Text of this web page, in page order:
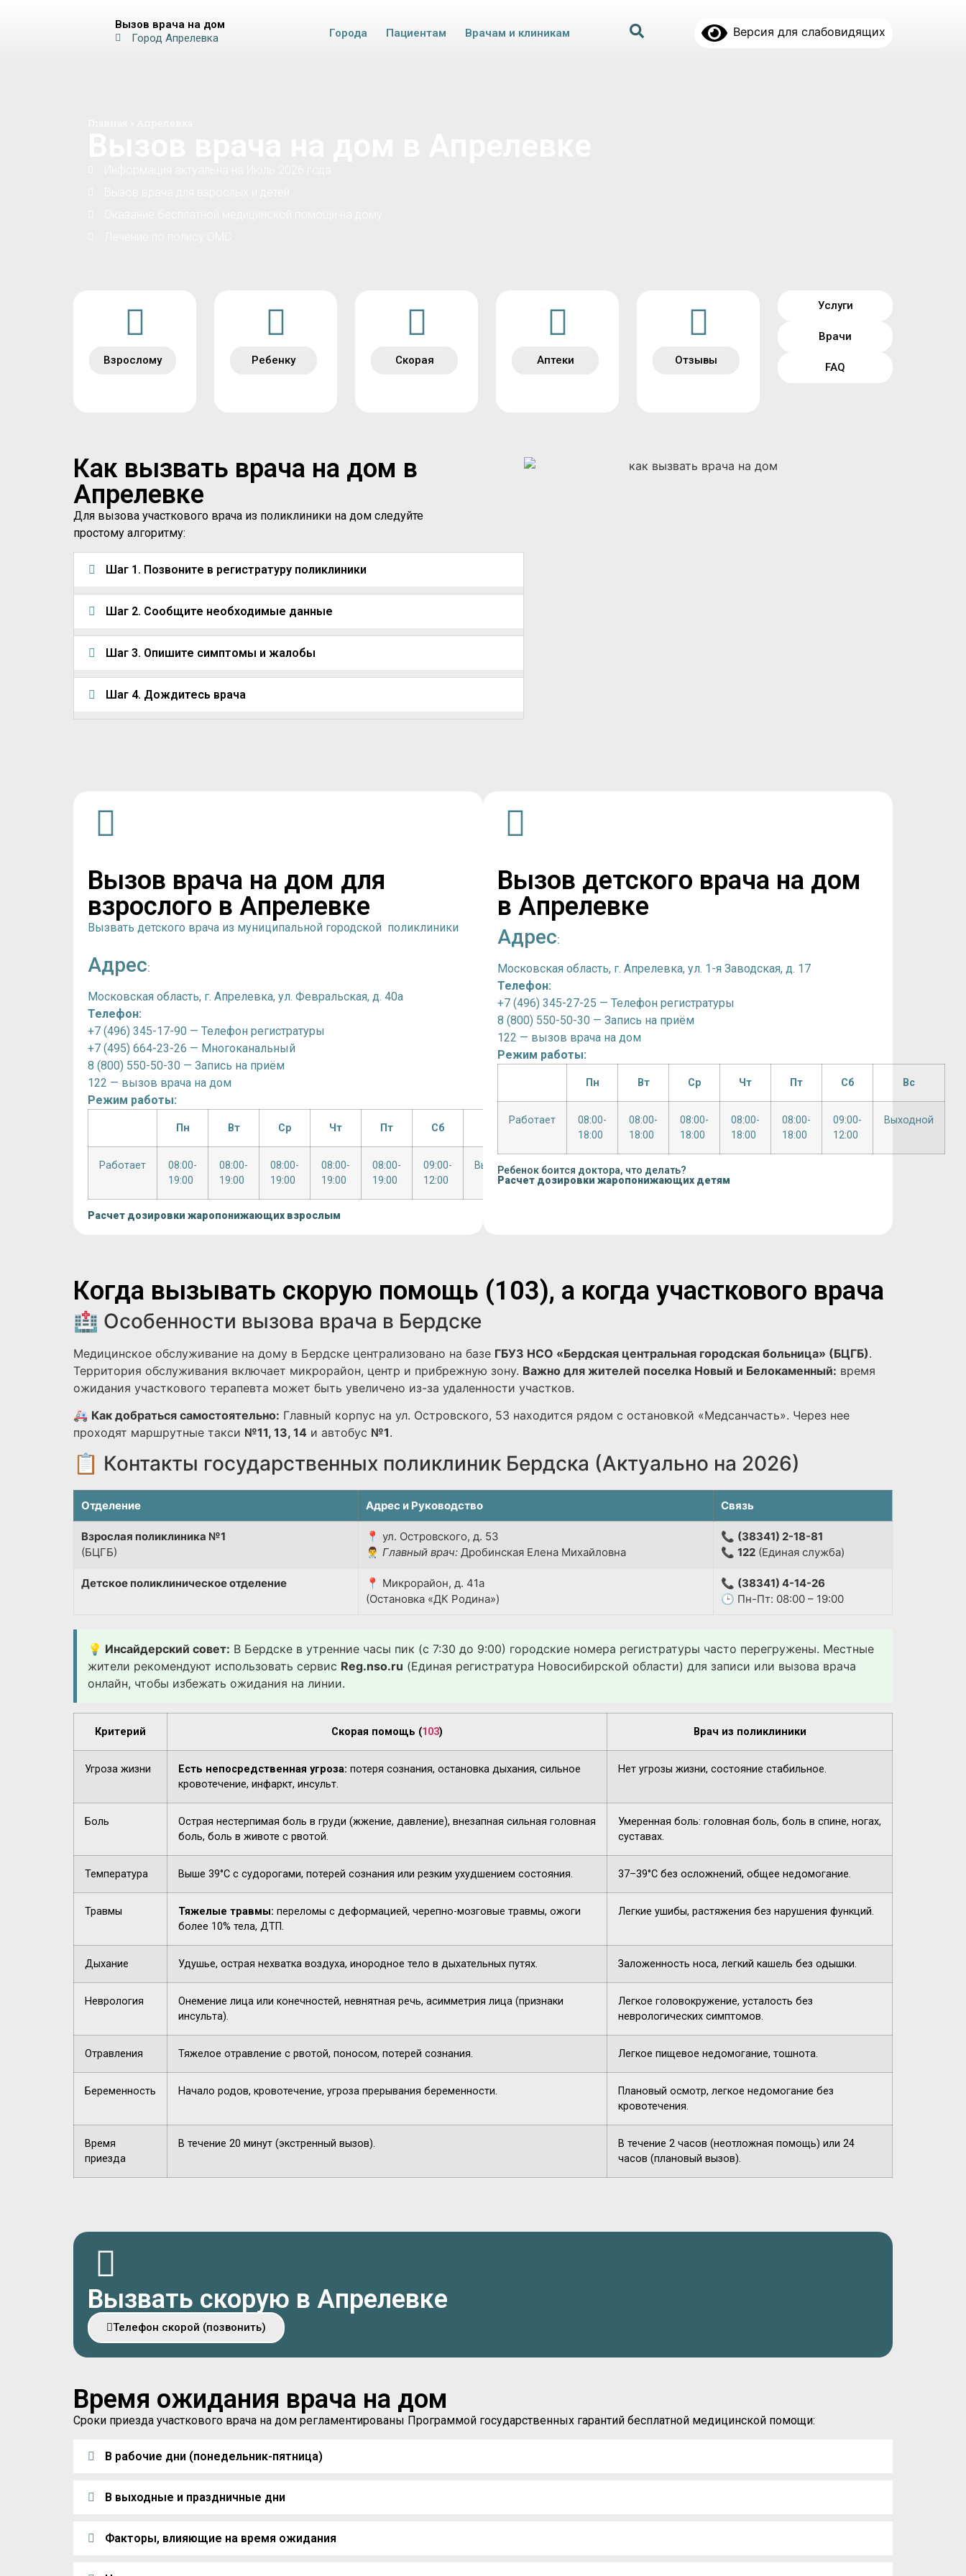
Вызов врача на дом
Город Апрелевка
Города Пациентам Врачам и клиникам Версия для слабовидящих
Взрослому Ребенку Скорая Аптеки Отзывы
Услуги
Врачи
FAQ
Как вызвать врача на дом в
Апрелевке
Для вызова участкового врача из поликлиники на дом следуйте
простому алгоритму:
Шаг 1. Позвоните в регистратуру поликлиники
Шаг 2. Сообщите необходимые данные
Шаг 3. Опишите симптомы и жалобы
Шаг 4. Дождитесь врача
Вызов врача на дом для
взрослого в Апрелевке
Вызвать детского врача из муниципальной городской поликлиники
Адрес:
Московская область, г. Апрелевка, ул. Февральская, д. 40а
Телефон:
+7 (496) 345-17-90 — Телефон регистратуры
+7 (495) 664-23-26 — Многоканальный
8 (800) 550-50-30 — Запись на приём
122 — вызов врача на дом
Режим работы:
Пн Вт Ср Чт Пт Сб
Работает
08:00-
19:00
08:00-
19:00
08:00-
19:00
08:00-
19:00
08:00-
19:00
09:00-
12:00
Выходной
Расчет дозировки жаропонижающих взрослым
Вызов детского врача на дом
в Апрелевке
Адрес:
Московская область, г. Апрелевка, ул. 1-я Заводская, д. 17
Телефон:
+7 (496) 345-27-25 — Телефон регистратуры
8 (800) 550-50-30 — Запись на приём
122 — вызов врача на дом
Режим работы:
Пн Вт Ср Чт Пт Сб Вс
Работает
08:00-
18:00
08:00-
18:00
08:00-
18:00
08:00-
18:00
08:00-
18:00
09:00-
12:00
Выходной
Ребенок боится доктора, что делать?
Расчет дозировки жаропонижающих детям
Когда вызывать скорую помощь (103), а когда участкового врача
🏥 Особенности вызова врача в Бердске
Медицинское обслуживание на дому в Бердске централизовано на базе ГБУЗ НСО «Бердская центральная городская больница» (БЦГБ).
Территория обслуживания включает микрорайон, центр и прибрежную зону. Важно для жителей поселка Новый и Белокаменный: время
ожидания участкового терапевта может быть увеличено из-за удаленности участков.
🚑 Как добраться самостоятельно: Главный корпус на ул. Островского, 53 находится рядом с остановкой «Медсанчасть». Через нее
проходят маршрутные такси №11, 13, 14 и автобус №1.
📋 Контакты государственных поликлиник Бердска (Актуально на 2026)
Отделение Адрес и Руководство Связь
Взрослая поликлиника №1
(БЦГБ)
📍 ул. Островского, д. 53
👨‍⚕️ Главный врач: Дробинская Елена Михайловна
📞 (38341) 2-18-81
📞 122 (Единая служба)
Детское поликлиническое отделение
📍 Микрорайон, д. 41а
(Остановка «ДК Родина»)
📞 (38341) 4-14-26
🕒 Пн-Пт: 08:00 – 19:00
💡 Инсайдерский совет: В Бердске в утренние часы пик (с 7:30 до 9:00) городские номера регистратуры часто перегружены. Местные
жители рекомендуют использовать сервис Reg.nso.ru (Единая регистратура Новосибирской области) для записи или вызова врача
онлайн, чтобы избежать ожидания на линии.
Критерий Скорая помощь (103) Врач из поликлиники
Угроза жизни Есть непосредственная угроза: потеря сознания, остановка дыхания, сильное
кровотечение, инфаркт, инсульт.
Нет угрозы жизни, состояние стабильное.
Боль
Острая нестерпимая боль в груди (жжение, давление), внезапная сильная головная
боль, боль в животе с рвотой.
Умеренная боль: головная боль, боль в спине, ногах,
суставах.
Температура Выше 39°C с судорогами, потерей сознания или резким ухудшением состояния. 37–39°C без осложнений, общее недомогание.
Травмы Тяжелые травмы: переломы с деформацией, черепно-мозговые травмы, ожоги
более 10% тела, ДТП.
Легкие ушибы, растяжения без нарушения функций.
Дыхание Удушье, острая нехватка воздуха, инородное тело в дыхательных путях. Заложенность носа, легкий кашель без одышки.
Неврология
Онемение лица или конечностей, невнятная речь, асимметрия лица (признаки
инсульта).
Легкое головокружение, усталость без
неврологических симптомов.
Отравления Тяжелое отравление с рвотой, поносом, потерей сознания. Легкое пищевое недомогание, тошнота.
Беременность Начало родов, кровотечение, угроза прерывания беременности.
Плановый осмотр, легкое недомогание без
кровотечения.
Время
приезда
В течение 20 минут (экстренный вызов).
В течение 2 часов (неотложная помощь) или 24
часов (плановый вызов).
Вызвать скорую в Апрелевке
Телефон скорой (позвонить)
Время ожидания врача на дом
Сроки приезда участкового врача на дом регламентированы Программой государственных гарантий бесплатной медицинской помощи:
В рабочие дни (понедельник-пятница)
В выходные и праздничные дни
Факторы, влияющие на время ожидания